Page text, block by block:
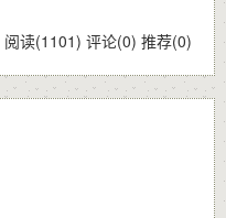
阅读(1101) 评论(0) 推荐(0)